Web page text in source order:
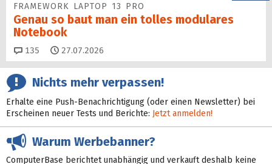
FRAMEWORK LAPTOP 13 PRO
Genau so baut man ein tolles modulares
Notebook
135 Kommentare
27.07.2026
Nichts mehr verpassen!
Erhalte eine Push-Benachrichtigung (oder einen Newsletter) bei
Erscheinen neuer Tests und Berichte: Jetzt anmelden!
Warum Werbebanner?
ComputerBase berichtet unabhängig und verkauft deshalb keine